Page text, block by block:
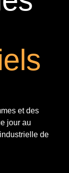
et des
jour au
de